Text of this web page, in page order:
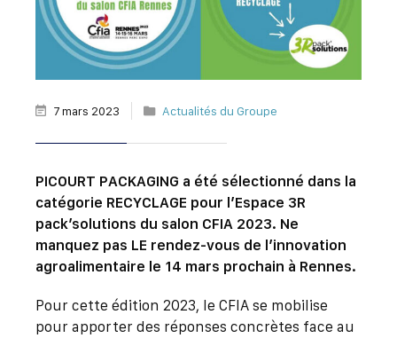
7 mars 2023 Actualités du Groupe
PICOURT PACKAGING a été sélectionné dans la
catégorie RECYCLAGE pour l’Espace 3R
pack’solutions du salon CFIA 2023. Ne
manquez pas LE rendez-vous de l’innovation
agroalimentaire le 14 mars prochain à Rennes.
Pour cette édition 2023, le CFIA se mobilise
pour apporter des réponses concrètes face au